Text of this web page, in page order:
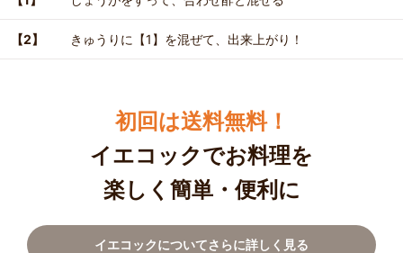
【2】 きゅうりに【1】を混ぜて、出来上がり！
初回は送料無料！
イエコックでお料理を
楽しく簡単・便利に
イエコックについてさらに詳しく見る